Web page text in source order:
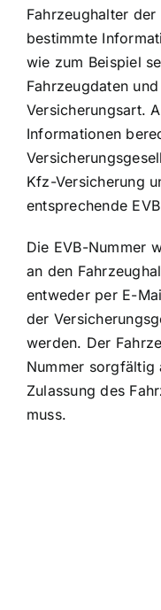
Fahrzeughalter
bestimmte
wie zum Beispiel
Fahrzeugdaten
Versicherungsart.
Informationen
Kfz-Versicherung
entsprechende
Die EVB-Nummer
an den
entweder per E-
der
werden. Der
Nummer sorgfältig
Zulassung des
muss.